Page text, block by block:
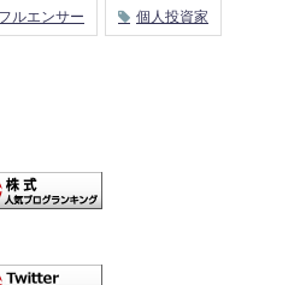
ルエンサー 個人投資家